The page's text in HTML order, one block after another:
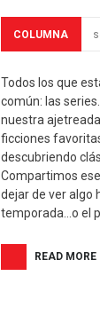
COLUMNA
Todos los que
común: las
nuestra
ficciones
descubriendo
Compartimos
dejar de ver algo
temporada…o el
READ MORE